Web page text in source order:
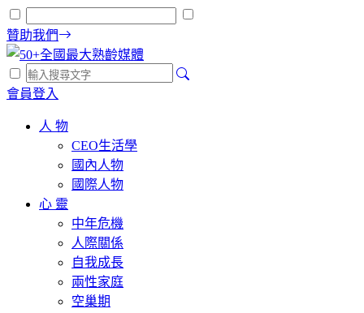
贊助我們
會員登入
人 物
CEO生活學
國內人物
國際人物
心 靈
中年危機
人際關係
自我成長
兩性家庭
空巢期